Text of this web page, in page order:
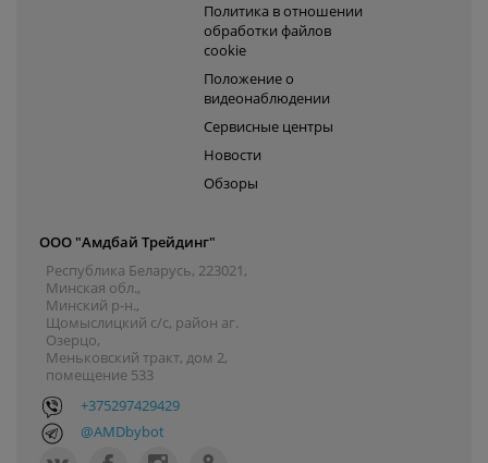
Политика в отношении
обработки файлов
cookie
Положение о
видеонаблюдении
Сервисные центры
Новости
Обзоры
ООО "Амдбай Трейдинг"
Республика Беларусь, 223021,
Минская обл.,
Минский р-н.,
Щомыслицкий с/с, район аг.
Озерцо,
Меньковский тракт, дом 2,
помещение 533
+375297429429
@AMDbybot